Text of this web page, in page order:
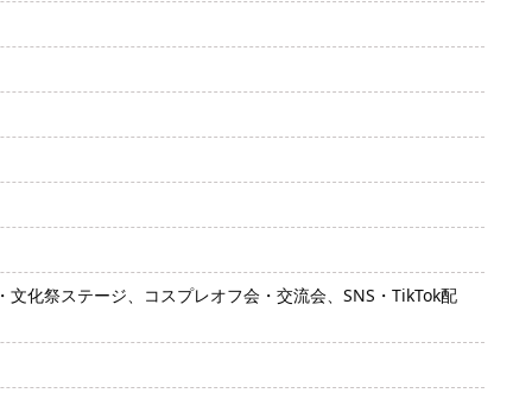
化祭ステージ、コスプレオフ会・交流会、SNS・TikTok配